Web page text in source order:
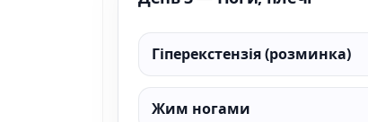
Гіперекстензія (розминка)
Жим ногами